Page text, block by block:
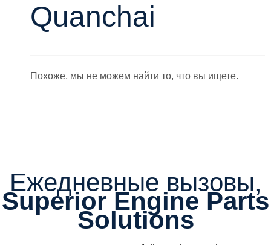
Quanchai
Похоже, мы не можем найти то, что вы ищете.
Ежедневные вызовы,
Superior Engine Parts
Solutions